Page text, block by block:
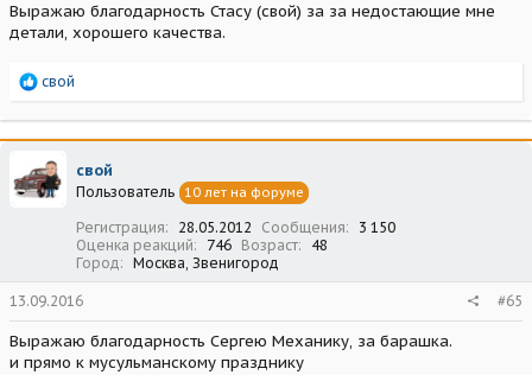
Выражаю благодарность Стасу (свой) за за недостающие мне
детали, хорошего качества.
Р
а
к
ц
и
и
свой
свой
Пользователь 10 лет на форуме
Регистрация 28.05.2012 Сообщения
3 150
Оценка реакций
746 Возраст
48
Город
Москва, Звенигород
13.09.2016 #65
Выражаю благодарность Сергею Механику, за барашка.
и прямо к мусульманскому празднику